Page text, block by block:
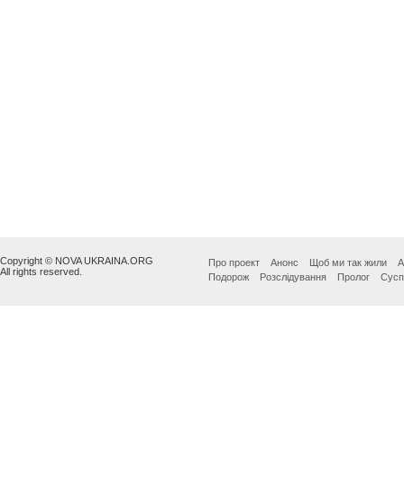
Copyright © NOVA UKRAINA.ORG
All rights reserved.
Про проект Анонс Щоб ми так жили
Подорож
Розслідування Пролог